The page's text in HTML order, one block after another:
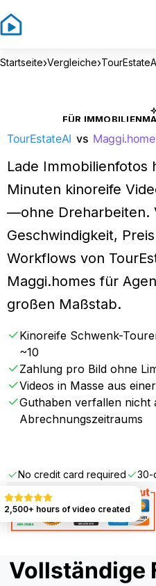
Startseite›Vergleiche›
FÜR
TourEstateAI vs
Lade Immobilienfotos
Minuten kinoreife
—ohne Dreharbeiten.
Geschwindigkeit,
Workflows von
Maggi.homes für
großen Maßstab.
Kinoreife Schwenk-
~10
Zahlung pro Bild ohne
Videos in Masse aus
Guthaben verfallen nicht
Abrechnungszeitraums
No credit card required 30-
2,500+ hours of video created
Vollständige